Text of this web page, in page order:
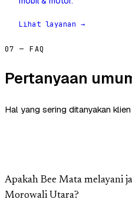
Lihat layanan →
07 — FAQ
Pertanyaan
Hal yang sering ditanyakan
Apakah Bee Mata melayani
Morowali Utara?